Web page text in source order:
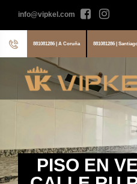
info@vipkel.com
881081286 | A Coruña 881081286 |
PISO EN